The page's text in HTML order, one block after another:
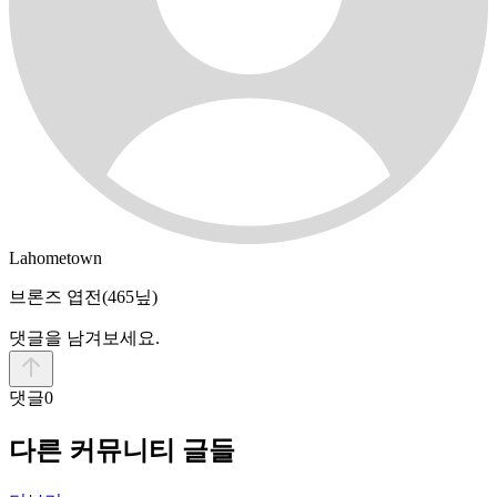
Lahometown
브론즈 엽전(465닢)
댓글을 남겨보세요.
댓글0
다른 커뮤니티 글들